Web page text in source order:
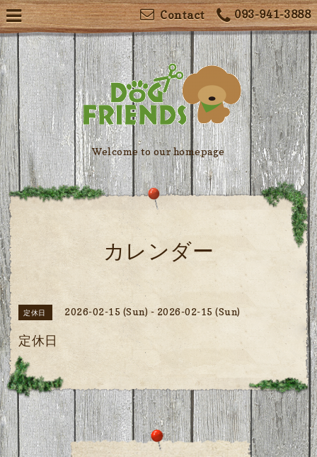
093-941-3888
Contact
Welcome to our homepage
カレンダー
定休日 2026-02-15 (Sun) - 2026-02-15 (Sun)
定休日